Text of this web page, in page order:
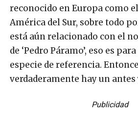
reconocido en Europa como
América del Sur, sobre todo
está aún relacionado con el
de ‘Pedro Páramo’, eso es
especie de referencia.
verdaderamente hay un antes
Publicidad